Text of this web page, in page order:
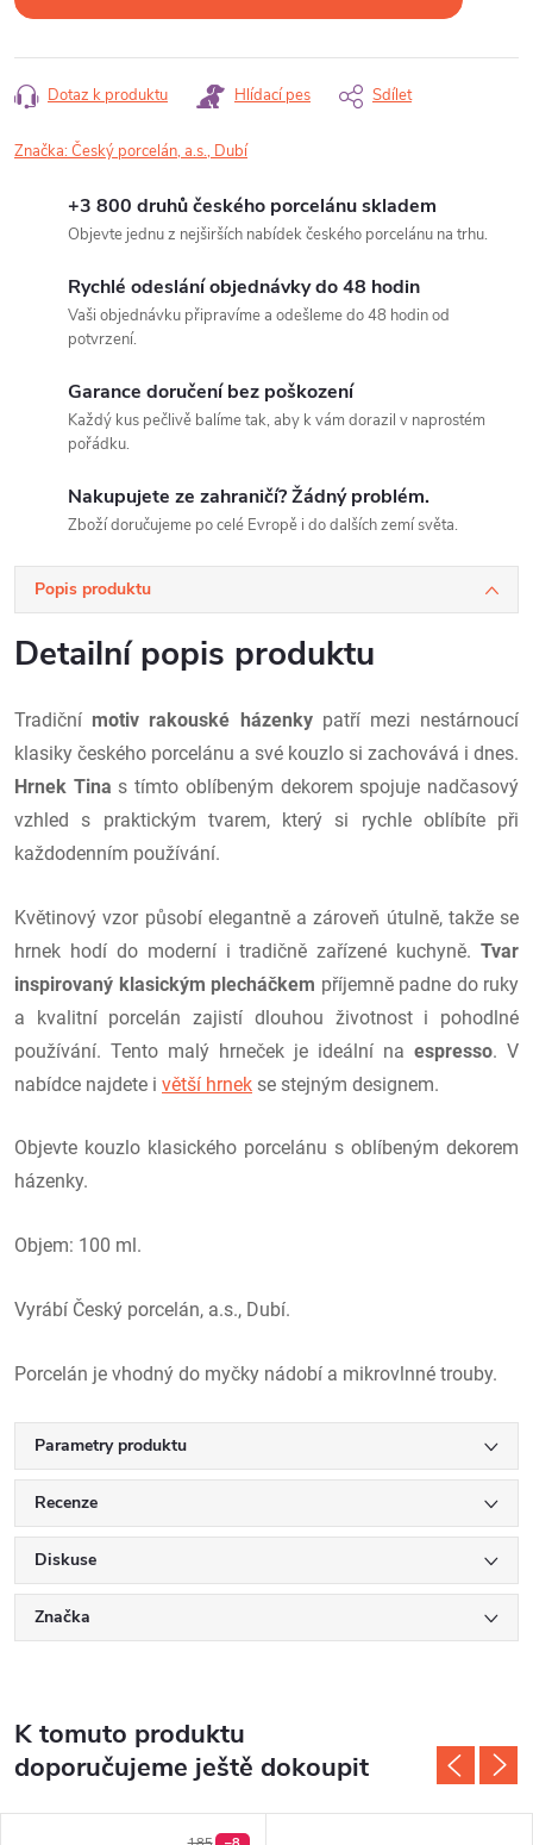
Dotaz k produktu Hlídací pes Sdílet
Značka:Český porcelán, a.s., Dubí
+3 800 druhů českého porcelánu skladem
Objevte jednu z nejširších nabídek českého porcelánu na trhu.
Rychlé odeslání objednávky do 48 hodin
Vaši objednávku připravíme a odešleme do 48 hodin od
potvrzení.
Garance doručení bez poškození
Každý kus pečlivě balíme tak, aby k vám dorazil v naprostém
pořádku.
Nakupujete ze zahraničí? Žádný problém.
Zboží doručujeme po celé Evropě i do dalších zemí světa.
Popis produktu
Detailní popis produktu
Tradiční motiv rakouské házenkypatří mezi nestárnoucí
klasiky českého porcelánu a své kouzlo si zachovává i dnes.
Hrnek Tina s tímto oblíbeným dekorem spojuje nadčasový
vzhled s praktickým tvarem, který si rychle oblíbíte při
každodenním používání.
Květinový vzor působí elegantně a zároveň útulně, takže se
hrnek hodí do moderní i tradičně zařízené kuchyně. Tvar
inspirovaný klasickým plecháčkem příjemně padne do ruky
a kvalitní porcelán zajistí dlouhou životnost i pohodlné
používání. Tento malý hrneček je ideální na espresso. V
nabídce najdete i větší hrnek se stejným designem.
Objevte kouzlo klasického porcelánu s oblíbeným dekorem
házenky.
Objem: 100 ml.
Vyrábí Český porcelán, a.s., Dubí.
Porcelán je vhodný do myčky nádobí a mikrovlnné trouby.
Parametry produktu
Recenze
Diskuse
Značka
K tomuto produktu
doporučujeme ještě dokoupit